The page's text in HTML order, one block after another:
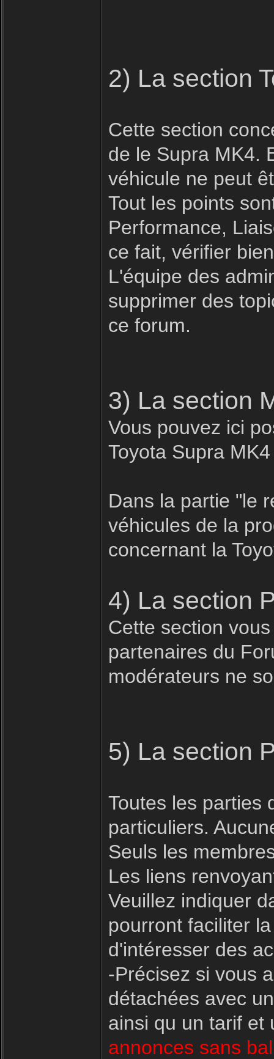
2) La section
Cette section
de le Supra MK4.
véhicule ne peut
Tout les points
Performance,
ce fait, vérifier
L'équipe des
supprimer des
ce forum.
3) La section
Vous pouvez ici
Toyota Supra MK4
Dans la partie "le
véhicules de la
concernant la
4) La section
Cette section
partenaires du
modérateurs ne
5) La section
Toutes les parties
particuliers.
Seuls les
Les liens
Veuillez indiquer
pourront faciliter
d'intéresser des
-Précisez si vous
détachées avec
ainsi qu un tarif
annonces sans